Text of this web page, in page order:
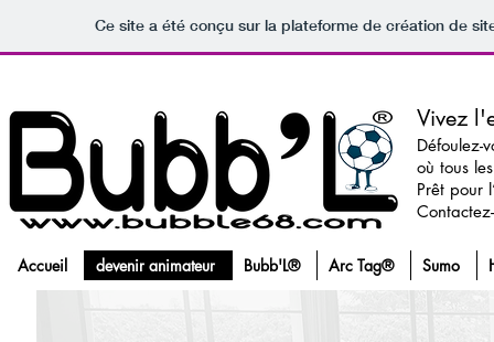
Ce site a été conçu sur la plateforme de création de
Vivez
Défoulez-
où tous
Prêt pour
Accueil devenir animateur Bubb'L® Arc Tag® Sumo